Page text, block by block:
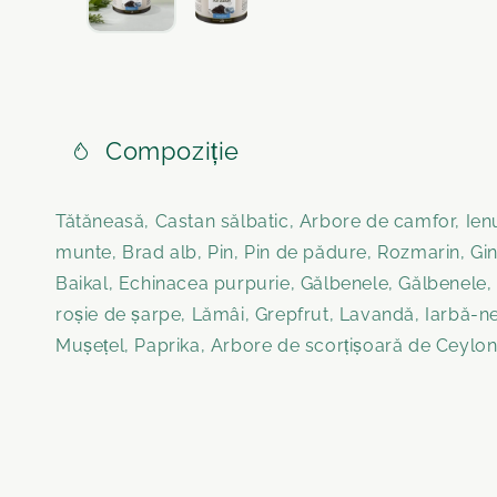
Compoziție
Tătăneasă, Castan sălbatic, Arbore de camfor,
munte, Brad alb, Pin, Pin de pădure, Rozmarin,
Baikal, Echinacea purpurie, Gălbenele,
roșie de șarpe, Lămâi, Grepfrut, Lavandă, Iarbă-
Mușețel, Paprika, Arbore de scorțișoară de